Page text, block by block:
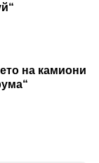
на камиони